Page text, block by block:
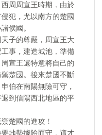
周周宣王時期，由於
犯，尤以南方的楚國
侯國。
子的尊嚴，周宣王大
事，建造城池，準備
宣王還特意將自己的
楚國。後來楚國不斷
伯在南陽無險可守，
到信陽西北地區的平
楚國的進攻！
地勢據險而守，這才